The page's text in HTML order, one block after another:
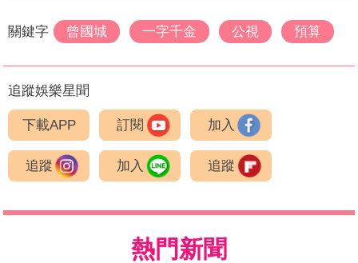
關鍵字 曾國城 一字千金 公視 預算
追蹤娛樂星聞
下載APP 訂閱 加入
追蹤 加入 追蹤
熱門新聞